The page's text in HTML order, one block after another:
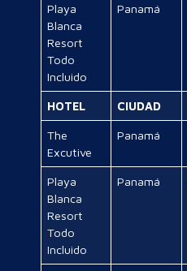
Playa
Blanca
Resort
Todo
Incluido
Panamá
HOTEL CIUDAD
The
Excutive
Panamá
Playa
Blanca
Resort
Todo
Incluido
Panamá